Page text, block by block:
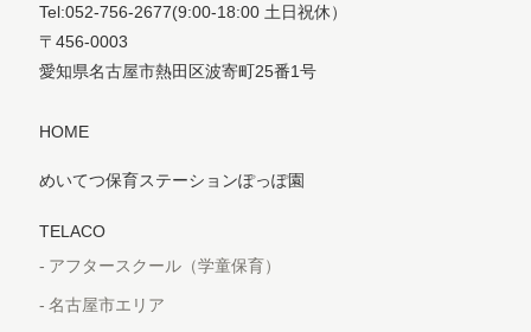
Tel:052-756-2677(9:00-18:00 土日祝休）
〒456-0003
愛知県名古屋市熱田区波寄町25番1号
HOME
めいてつ保育ステーションぽっぽ園
TELACO
アフタースクール（学童保育）
名古屋市エリア